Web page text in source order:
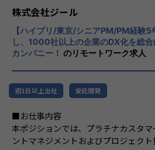
ズに応えるため、私た
ナルサービスの大衆化
掲げております。高い
力、深い経験から得ら
な分析力をハイクオリ
供することで、企業の
ることを私たちは使命
造」を掲げて、理想企
員全員が燃える会社」
株式会社ジール
【ハイブリ/東京/シニアPM/PM経験
し、1000社以上の企業のDX化を総
カンパニー！ のリモートワーク求人
週1日以上出社 受託開発
■お仕事内容
本ポジションでは、プラチナカスタ
ントマネジメントおよびプロジェク